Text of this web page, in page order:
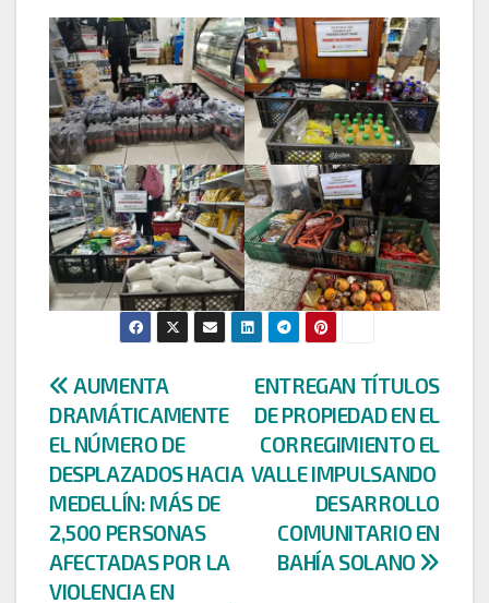
Navegación
de
entradas
ENTREGAN TÍTULOS
DE PROPIEDAD EN EL
CORREGIMIENTO EL
VALLE IMPULSANDO
DESARROLLO
COMUNITARIO EN
BAHÍA SOLANO
AUMENTA
DRAMÁTICAMENTE
EL NÚMERO DE
DESPLAZADOS HACIA
MEDELLÍN: MÁS DE
2,500 PERSONAS
AFECTADAS POR LA
VIOLENCIA EN